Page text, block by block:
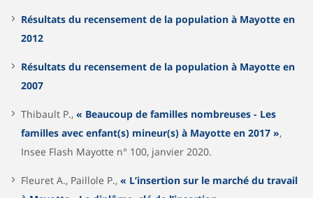
Résultats du recensement de la population à Mayotte en
2012
Résultats du recensement de la population à Mayotte en
2007
Thibault P., « Beaucoup de familles nombreuses - Les
familles avec enfant(s) mineur(s) à Mayotte en 2017 »,
Insee Flash Mayotte n° 100, janvier 2020.
Fleuret A., Paillole P., « L’insertion sur le marché du travail